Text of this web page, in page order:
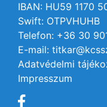
IBAN: HU59 1170
Swift: OTPVHUHB
Telefon: +36 30
E-mail:
Adatvédelmi
Impresszum